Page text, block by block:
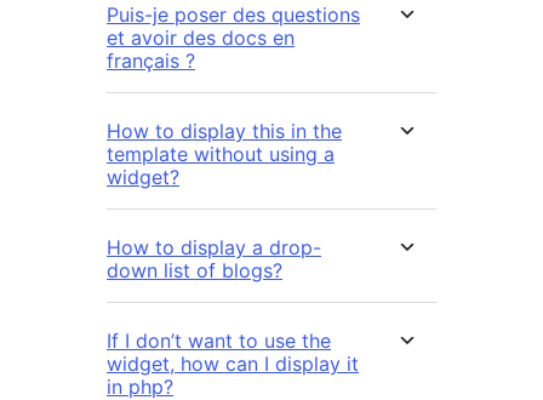
Puis-je poser des questions
et avoir des docs en
français ?
How to display this in the
template without using a
widget?
How to display a drop-
down list of blogs?
If I don’t want to use the
widget, how can I display it
in php?